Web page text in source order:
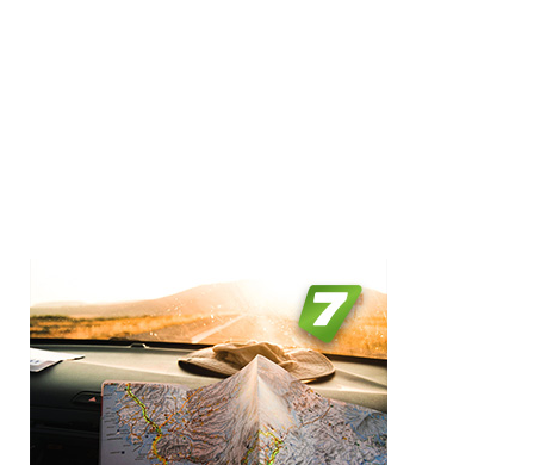
Pensiune ( 130 )
Penthouse ( 1 )
Popasul ( 1 )
Resort ( 2 )
Restaurant ( 3 )
Studio ( 6 )
1 stea / margareta
2 stele / margarete
3 stele / margarete
4 stele / margarete
5 stele / margarete